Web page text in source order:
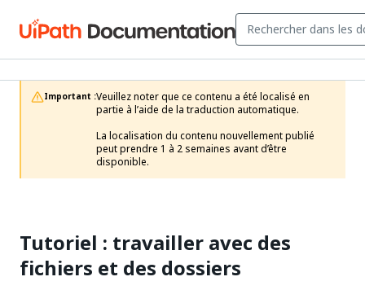
Important :Veuillez noter que ce contenu a été localisé en
partie à l’aide de la traduction automatique.
La localisation du contenu nouvellement publié
peut prendre 1 à 2 semaines avant d’être
disponible.
Tutoriel : travailler avec des
fichiers et des dossiers